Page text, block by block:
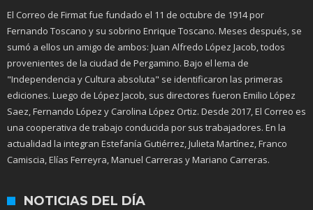
El Correo de Firmat fue fundado el 11 de octubre de 1914 por
Fernando Toscano y su sobrino Enrique Toscano. Meses después, se
sumó a ellos un amigo de ambos: Juan Alfredo López Jacob, todos
provenientes de la ciudad de Pergamino. Bajo el lema de
"Independencia y Cultura absoluta" se identificaron las primeras
ediciones. Luego de López Jacob, sus directores fueron Emilio López
Saez, Fernando López y Carolina López Ortiz. Desde 2017, El Correo es
una cooperativa de trabajo conducida por sus trabajadores. En la
actualidad la integran Estefanía Gutiérrez, Julieta Martínez, Franco
Camiscia, Elías Ferreyra, Manuel Carreras y Mariano Carreras.
NOTICIAS DEL DÍA